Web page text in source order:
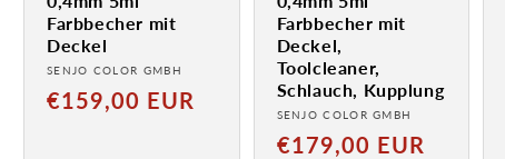
Farbbecher mit
Deckel
Anbieter:
SENJO COLOR GMBH
Normaler
€159,00 EUR
Farbbecher mit
Deckel,
Toolcleaner,
Schlauch, Kupplung
Anbieter:
SENJO COLOR GMBH
Normaler
€179,00 EUR